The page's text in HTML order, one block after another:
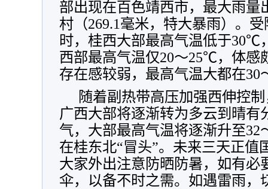
部出现在百色靖西市，最大雨量
村（269.1毫米，特大暴雨）。
时，桂西大部最高气温低于30℃
西部最高气温仅20～25℃，体感
存在感较弱，最高气温大都在
随着副热带高压加强西伸控
广西大部将逐渐转为多云到晴有
气，大部最高气温将逐渐升至
在桂东北“冒头”。未来三天正值
大家外出注意防晒防暑，如有必
伞，以备不时之需。如遇雷雨，